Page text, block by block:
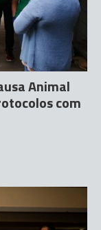
Animal
com